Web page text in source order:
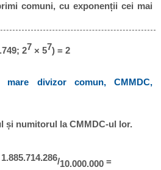
comuni, cu exponenții cei mai
27 × 57) = 2
divizor comun, CMMDC,
și numitorul la CMMDC-ul lor.
1.885.714.286/10.000.000=